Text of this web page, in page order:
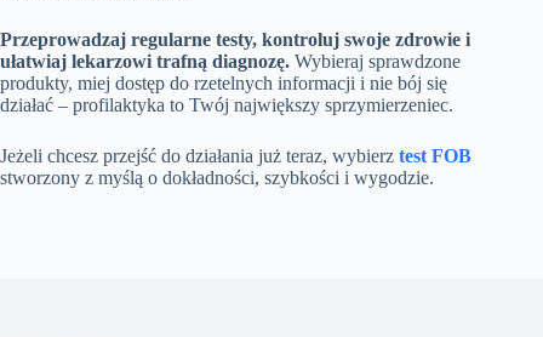
Przeprowadzaj regularne testy, kontroluj swoje zdrowie i
ułatwiaj lekarzowi trafną diagnozę. Wybieraj sprawdzone
produkty, miej dostęp do rzetelnych informacji i nie bój się
działać – profilaktyka to Twój największy sprzymierzeniec.
Jeżeli chcesz przejść do działania już teraz, wybierz test FOB
stworzony z myślą o dokładności, szybkości i wygodzie.